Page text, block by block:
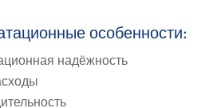
особенности:
надёжность